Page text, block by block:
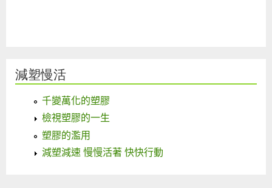
減塑慢活
千變萬化的塑膠
檢視塑膠的一生
塑膠的濫用
減塑減速 慢慢活著 快快行動